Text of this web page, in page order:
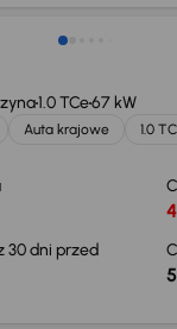
1.0 TCe67 kW
Auta krajowe 1.0
30 dni przed